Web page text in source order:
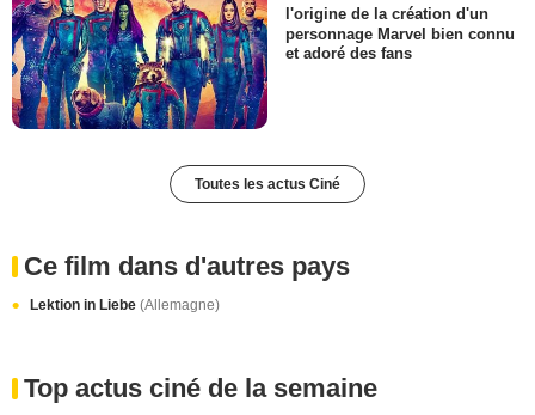
l'origine de la création d'un
personnage Marvel bien connu
et adoré des fans
Toutes les actus Ciné
Ce film dans d'autres pays
Lektion in Liebe (Allemagne)
Top actus ciné de la semaine